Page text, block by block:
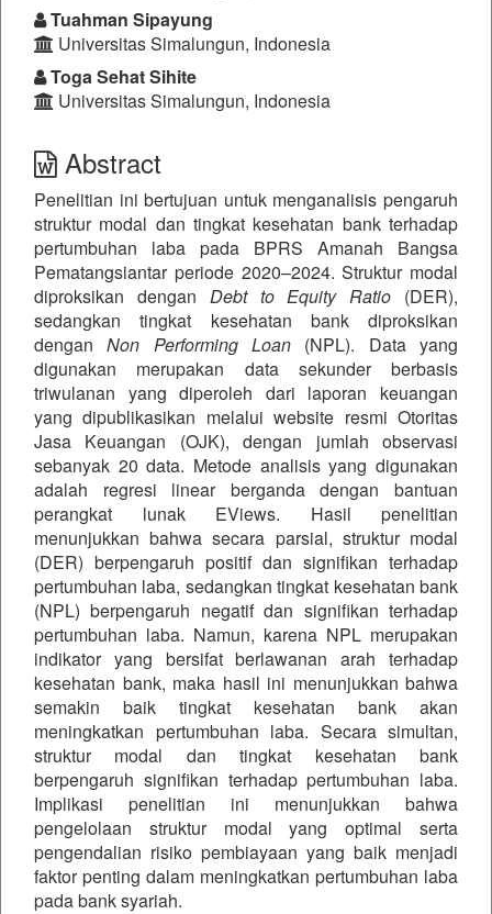
Tuahman Sipayung
Universitas Simalungun, Indonesia
Toga Sehat Sihite
Universitas Simalungun, Indonesia
Abstract
Penelitian ini bertujuan untuk menganalisis pengaruh
struktur modal dan tingkat kesehatan bank terhadap
pertumbuhan laba pada BPRS Amanah Bangsa
Pematangsiantar periode 2020–2024. Struktur modal
diproksikan dengan Debt to Equity Ratio (DER),
sedangkan tingkat kesehatan bank diproksikan
denganNon Performing Loan (NPL). Data yang
digunakan merupakan data sekunder berbasis
triwulanan yang diperoleh dari laporan keuangan
yang dipublikasikan melalui website resmi Otoritas
Jasa Keuangan (OJK), dengan jumlah observasi
sebanyak 20 data. Metode analisis yang digunakan
adalah regresi linear berganda dengan bantuan
perangkat lunak EViews. Hasil penelitian
menunjukkan bahwa secara parsial, struktur modal
(DER) berpengaruh positif dan signifikan terhadap
pertumbuhan laba, sedangkan tingkat kesehatan bank
(NPL) berpengaruh negatif dan signifikan terhadap
pertumbuhan laba. Namun, karena NPL merupakan
indikator yang bersifat berlawanan arah terhadap
kesehatan bank, maka hasil ini menunjukkan bahwa
semakin baik tingkat kesehatan bank akan
meningkatkan pertumbuhan laba. Secara simultan,
struktur modal dan tingkat kesehatan bank
berpengaruh signifikan terhadap pertumbuhan laba.
Implikasi penelitian ini menunjukkan bahwa
pengelolaan struktur modal yang optimal serta
pengendalian risiko pembiayaan yang baik menjadi
faktor penting dalam meningkatkan pertumbuhan laba
pada bank syariah.